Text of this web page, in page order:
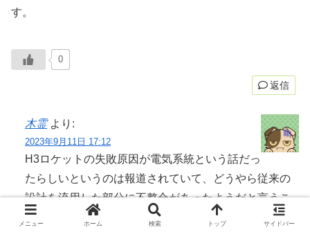
す。
0
返信
木霊 より:
2023年9月11日 17:12
H3ロケットの失敗原因が電気系統という話だっ
たらしいというのは報道されていて、どうやら従来の
設計を流用した部分に不整合があったようだと言うこ
とですね。
メニュー ホーム 検索 トップ サイドバー